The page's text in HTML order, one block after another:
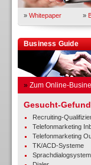
» Whitepaper »
Business Guide
» Zum Online-
Gesucht-
Recruiting-
Telefonmarketing
Telefonmarketing
TK/ACD-Systeme